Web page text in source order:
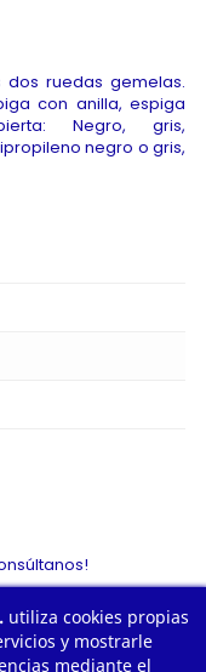
ruedas gemelas.
con anilla, espiga
Negro, gris,
negro o gris,
utiliza cookies propias
y mostrarle
mediante el